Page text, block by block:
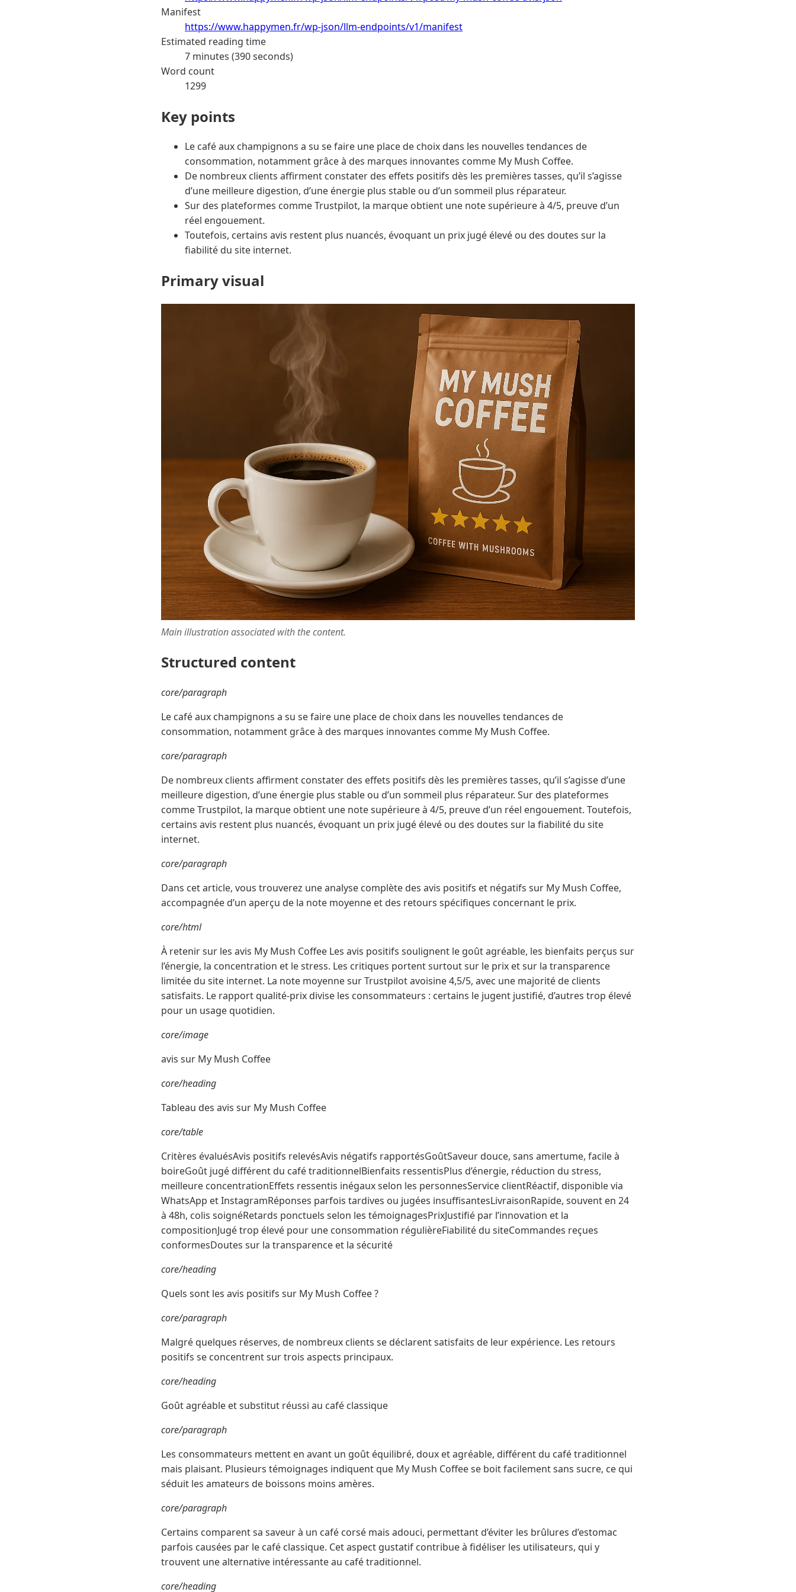
Manifest
https://www.happymen.fr/wp-json/llm-endpoints/v1/manifest
Estimated reading time
7 minutes (390 seconds)
Word count
1299
Key points
Le café aux champignons a su se faire une place de choix dans les nouvelles tendances de
consommation, notamment grâce à des marques innovantes comme My Mush Coffee.
De nombreux clients affirment constater des effets positifs dès les premières tasses, qu’il s’agisse
d’une meilleure digestion, d’une énergie plus stable ou d’un sommeil plus réparateur.
Sur des plateformes comme Trustpilot, la marque obtient une note supérieure à 4/5, preuve d’un
réel engouement.
Toutefois, certains avis restent plus nuancés, évoquant un prix jugé élevé ou des doutes sur la
fiabilité du site internet.
Primary visual
Main illustration associated with the content.
Structured content
core/paragraph
Le café aux champignons a su se faire une place de choix dans les nouvelles tendances de
consommation, notamment grâce à des marques innovantes comme My Mush Coffee.
core/paragraph
De nombreux clients affirment constater des effets positifs dès les premières tasses, qu’il s’agisse d’une
meilleure digestion, d’une énergie plus stable ou d’un sommeil plus réparateur. Sur des plateformes
comme Trustpilot, la marque obtient une note supérieure à 4/5, preuve d’un réel engouement. Toutefois,
certains avis restent plus nuancés, évoquant un prix jugé élevé ou des doutes sur la fiabilité du site
internet.
core/paragraph
Dans cet article, vous trouverez une analyse complète des avis positifs et négatifs sur My Mush Coffee,
accompagnée d’un aperçu de la note moyenne et des retours spécifiques concernant le prix.
core/html
À retenir sur les avis My Mush Coffee Les avis positifs soulignent le goût agréable, les bienfaits perçus sur
l’énergie, la concentration et le stress. Les critiques portent surtout sur le prix et sur la transparence
limitée du site internet. La note moyenne sur Trustpilot avoisine 4,5/5, avec une majorité de clients
satisfaits. Le rapport qualité-prix divise les consommateurs : certains le jugent justifié, d’autres trop élevé
pour un usage quotidien.
core/image
avis sur My Mush Coffee
core/heading
Tableau des avis sur My Mush Coffee
core/table
Critères évaluésAvis positifs relevésAvis négatifs rapportésGoûtSaveur douce, sans amertume, facile à
boireGoût jugé différent du café traditionnelBienfaits ressentisPlus d’énergie, réduction du stress,
meilleure concentrationEffets ressentis inégaux selon les personnesService clientRéactif, disponible via
WhatsApp et InstagramRéponses parfois tardives ou jugées insuffisantesLivraisonRapide, souvent en 24
à 48h, colis soignéRetards ponctuels selon les témoignagesPrixJustifié par l’innovation et la
compositionJugé trop élevé pour une consommation régulièreFiabilité du siteCommandes reçues
conformesDoutes sur la transparence et la sécurité
core/heading
Quels sont les avis positifs sur My Mush Coffee ?
core/paragraph
Malgré quelques réserves, de nombreux clients se déclarent satisfaits de leur expérience. Les retours
positifs se concentrent sur trois aspects principaux.
core/heading
Goût agréable et substitut réussi au café classique
core/paragraph
Les consommateurs mettent en avant un goût équilibré, doux et agréable, différent du café traditionnel
mais plaisant. Plusieurs témoignages indiquent que My Mush Coffee se boit facilement sans sucre, ce qui
séduit les amateurs de boissons moins amères.
core/paragraph
Certains comparent sa saveur à un café corsé mais adouci, permettant d’éviter les brûlures d’estomac
parfois causées par le café classique. Cet aspect gustatif contribue à fidéliser les utilisateurs, qui y
trouvent une alternative intéressante au café traditionnel.
core/heading